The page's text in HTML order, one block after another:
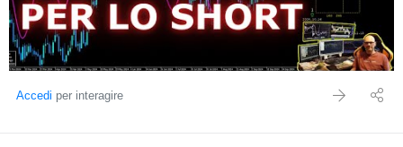
Accedi per interagire